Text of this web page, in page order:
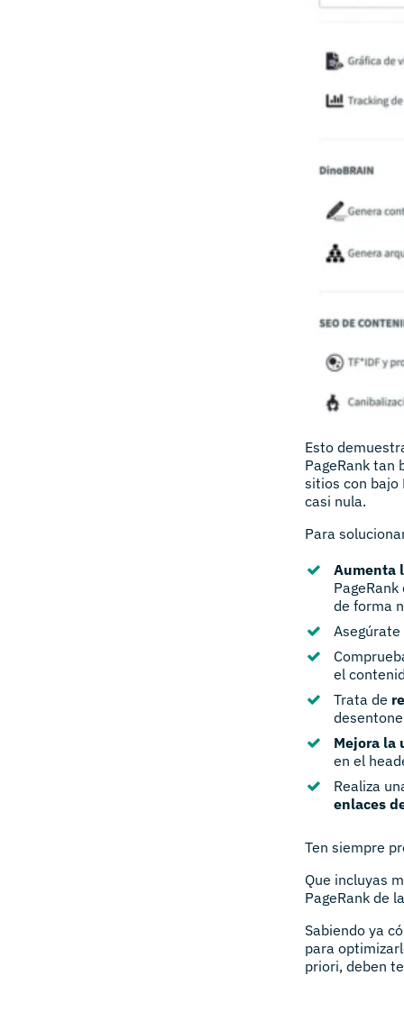
Esto
PageRank tan
sitios con bajo
casi nula.
Para
Aumenta
de forma
el
Trata de
Mejora la
en el
Realiza
enlaces
Ten siempre
Que incluyas
PageRank de
Sabiendo ya
para
priori, deben